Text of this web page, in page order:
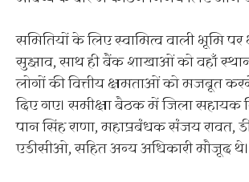
समितियों के लिए स्वामित्व वाली भूमि
सुझाव, साथ ही बैंक शाखाओं को वहाँ
लोगों की वित्तीय क्षमताओं को मजबूत
दिए गए। समीक्षा बैठक में जिला सहायक
पान सिंह राणा, महाप्रबंधक संजय रावत,
एडीसीओ, सहित अन्य अधिकारी मौजूद थे।